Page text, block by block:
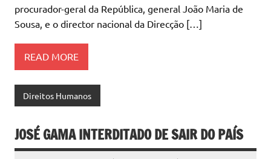
procurador-geral da República, general João Maria de
Sousa, e o director nacional da Direcção […]
READ MORE
Direitos Humanos
JOSÉ GAMA INTERDITADO DE SAIR DO PAÍS